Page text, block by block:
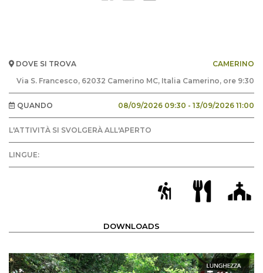
DOVE SI TROVA
CAMERINO
Via S. Francesco, 62032 Camerino MC, Italia Camerino, ore 9:30
QUANDO 08/09/2026 09:30 - 13/09/2026 11:00
L'ATTIVITÀ SI SVOLGERÀ ALL'APERTO
LINGUE:
DOWNLOADS